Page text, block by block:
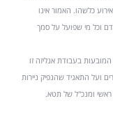
כלשהו. האמור אינו
וכל מי שפועל על סמך
בזאת שהדעות המובעות בעבודת אנליזה זו
ועל התאגיד שהנפיק ניירות
ומנכ"ל של תטא.